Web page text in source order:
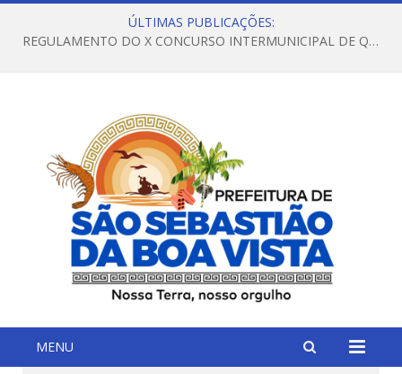
ÚLTIMAS PUBLICAÇÕES:
REGULAMENTO DO X CONCURSO INTERMUNICIPAL DE QUADRILHAS JUNINAS – 2026 – ARRAIÁ DA VENEZA
MENU